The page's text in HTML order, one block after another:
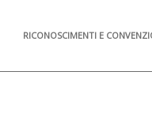
RICONOSCIMENTI E